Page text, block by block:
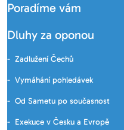
Poradíme vám
Dluhy za oponou
Zadlužení Čechů
Vymáhání pohledávek
Od Sametu po současnost
Exekuce v Česku a Evropě